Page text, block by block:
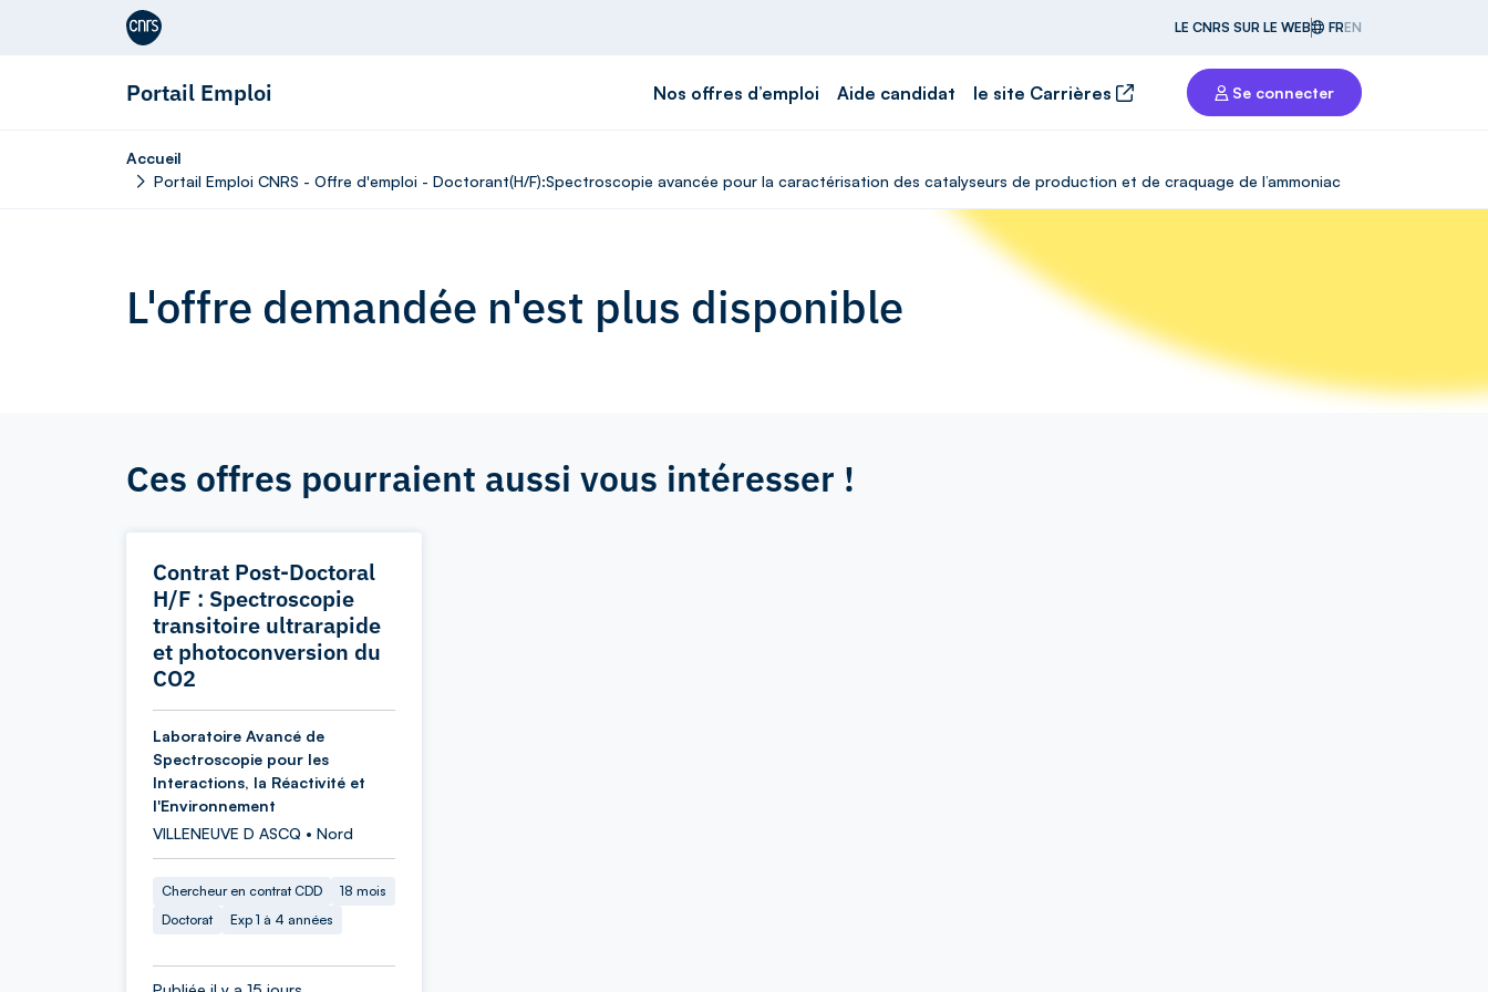
Aller au contenu
LE CNRS SUR LE WEB FREN
Portail Emploi Nos offres d’emploi Aide candidat le site Carrières Se connecter
Accueil
Portail Emploi CNRS - Offre d'emploi - Doctorant(H/F):Spectroscopie avancée pour la caractérisation des catalyseurs de production et de craquage de l’ammoniac
L'offre demandée n'est plus disponible
Ces offres pourraient aussi vous intéresser !
Contrat Post-Doctoral
H/F : Spectroscopie
transitoire ultrarapide
et photoconversion du
CO2
Laboratoire Avancé de
Spectroscopie pour les
Interactions, la Réactivité et
l'Environnement
VILLENEUVE D ASCQ • Nord
Chercheur en contrat CDD
18 mois
Doctorat
Exp 1 à 4 années